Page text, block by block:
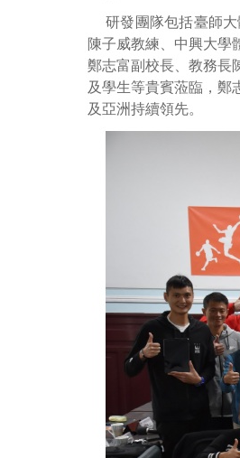
研發團隊包括臺師
陳子威教練、中興大學
鄭志富副校長、教務長
及學生等貴賓蒞臨，鄭
及亞洲持續領先。